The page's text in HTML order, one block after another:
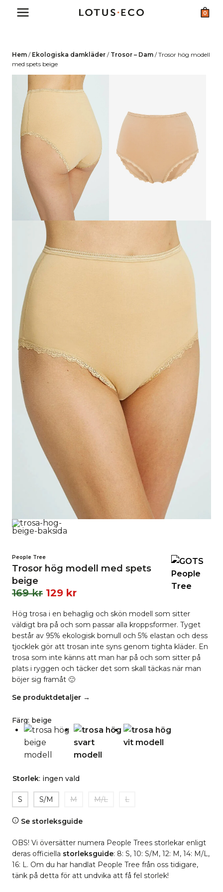
0
Hem / Ekologiska damkläder / Trosor – Dam /Trosor hög modell
med spets beige
People Tree
Trosor hög modell med spets
beige
169kr 129 kr
Hög trosa i en behaglig och skön modell som sitter
väldigt bra på och som passar alla kroppsformer. Tyget
består av 95% ekologisk bomull och 5% elastan och dess
tjocklek gör att trosan inte syns genom tighta kläder. En
trosa som inte känns att man har på och som sitter på
plats i ryggen och täcker det som skall täckas när man
böjer sig framåt 🙂
Se produktdetaljer →
Färg: beige
Storlek: ingen vald
S S/M M M/L L
Se storleksguide
OBS! Vi översätter numera People Trees storlekar enligt
deras officiella storleksguide: 8: S, 10: S/M, 12: M, 14: M/L,
16: L. Om du har handlat People Tree från oss tidigare,
tänk på detta för att undvika att få fel storlek!